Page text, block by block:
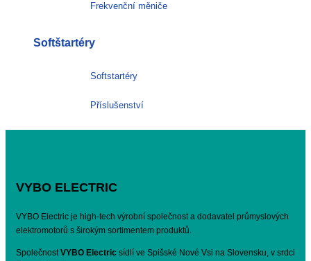
Frekvenční měniče
Softštartéry
Softstartéry
Příslušenství
VYBO ELECTRIC
VYBO Electric je high-tech výrobní společnost a dodavatel průmyslových
elektromotorů s širokým sortimentem produktů.
SpolečnostVYBO Electric sídlí ve Spišské Nové Vsi na Slovensku, v srdci